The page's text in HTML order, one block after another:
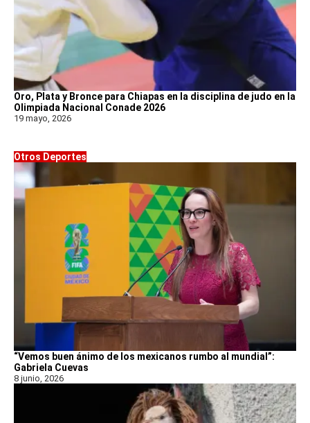
Oro, Plata y Bronce para Chiapas en la disciplina de judo en la
Olimpiada Nacional Conade 2026
19 mayo, 2026
Otros Deportes
“Vemos buen ánimo de los mexicanos rumbo al mundial”:
Gabriela Cuevas
8 junio, 2026